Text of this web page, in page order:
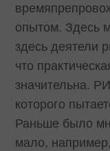
опытом. Здесь
здесь деятели
что
значительна.
которого
Раньше было
мало,